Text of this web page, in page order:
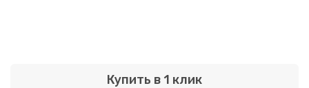
Купить в 1 клик